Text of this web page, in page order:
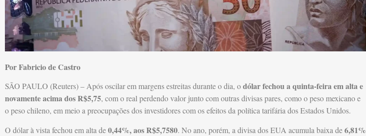
Por Fabricio de Castro
SÃO PAULO (Reuters) – Após oscilar em margens estreitas durante o dia, odólar fechou a quinta-feira em alta e
novamente acima dos R$5,75, com o real perdendo valor junto com outras divisas pares, como o peso mexicano e
o peso chileno, em meio a preocupações dos investidores com os efeitos da política tarifária dos Estados Unidos.
O dólar à vista fechou em alta de0,44%, aos R$5,7580. No ano, porém, a divisa dos EUA acumula baixa de6,81%